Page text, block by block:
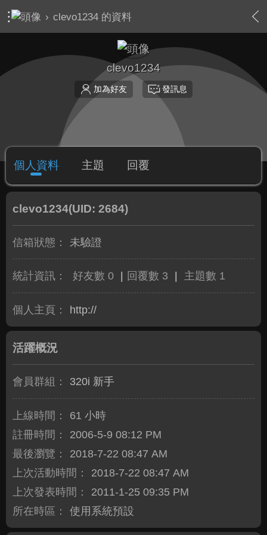
› clevo1234 的資料
clevo1234
加為好友 發訊息
個人資料 主題 回覆
clevo1234(UID: 2684)
信箱狀態： 未驗證
統計資訊： 好友數 0 回覆數 3 主題數 1
個人主頁： http://
活躍概況
會員群組： 320i 新手
上線時間：
61 小時
註冊時間：
2006-5-9 08:12 PM
最後瀏覽：
2018-7-22 08:47 AM
上次活動時間：
2018-7-22 08:47 AM
上次發表時間：
2011-1-25 09:35 PM
所在時區：
使用系統預設